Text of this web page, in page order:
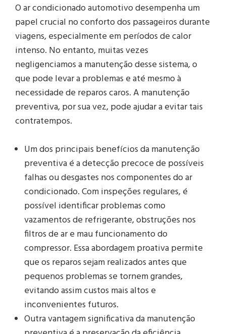
O ar condicionado automotivo desempenha um
papel crucial no conforto dos passageiros durante
viagens, especialmente em períodos de calor
intenso. No entanto, muitas vezes
negligenciamos a manutenção desse sistema, o
que pode levar a problemas e até mesmo à
necessidade de reparos caros. A manutenção
preventiva, por sua vez, pode ajudar a evitar tais
contratempos.
Um dos principais benefícios da manutenção
preventiva é a detecção precoce de possíveis
falhas ou desgastes nos componentes do ar
condicionado. Com inspeções regulares, é
possível identificar problemas como
vazamentos de refrigerante, obstruções nos
filtros de ar e mau funcionamento do
compressor. Essa abordagem proativa permite
que os reparos sejam realizados antes que
pequenos problemas se tornem grandes,
evitando assim custos mais altos e
inconvenientes futuros.
Outra vantagem significativa da manutenção